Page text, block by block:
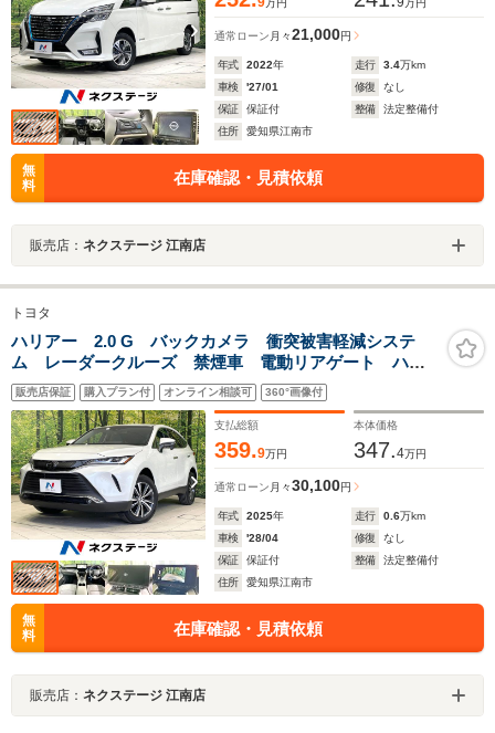
万円 万円
通常ローン 月々21,000円
年式 2022年 走行 3.4万km
車検
'27/01 修復
なし
保証
保証付 整備
法定整備付
住所
愛知県江南市
無
料
在庫確認・見積依頼
販売店： ネクステージ 江南店
トヨタ
ハリアー 2.0 G バックカメラ 衝突被害軽減システ
ム レーダークルーズ 禁煙車 電動リアゲート ハー
フレザーシート パワーシート ドラレコ コーナーセ
ンサー スマートキー LEDヘッド ETC2.0
販売店保証 購入プラン付 オンライン相談可 360°画像付
支払総額
359.9万円
本体価格
347.4万円
通常ローン 月々30,100円
年式 2025年 走行 0.6万km
車検
'28/04 修復
なし
保証
保証付 整備
法定整備付
住所
愛知県江南市
無
料
在庫確認・見積依頼
販売店： ネクステージ 江南店